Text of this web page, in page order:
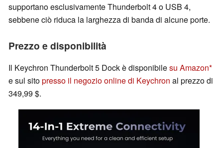
supportano esclusivamente Thunderbolt 4 o USB 4,
sebbene ciò riduca la larghezza di banda di alcune porte.
Prezzo e disponibilità
Il Keychron Thunderbolt 5 Dock è disponibilesu Amazon
e sul sitopresso il negozio online di Keychron al prezzo di
349,99 $.